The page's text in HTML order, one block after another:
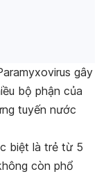
gây
bộ phận của
tuyến nước
biệt là trẻ từ 5
còn phổ